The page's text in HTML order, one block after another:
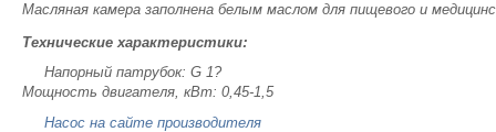
Масляная камера заполнена белым маслом для пищевого и
Технические характеристики:
Напорный патрубок: G 1?
Мощность двигателя, кВт: 0,45-1,5
Насос на сайте производителя